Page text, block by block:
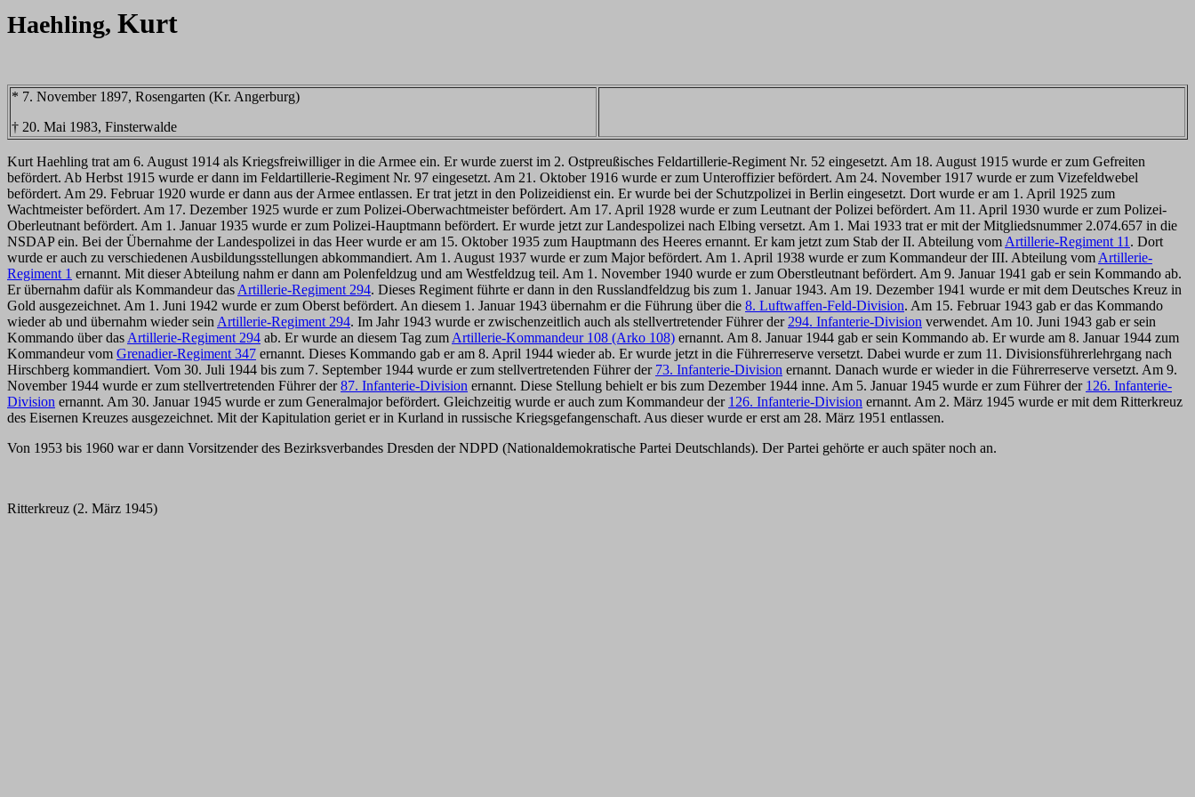
Haehling, Kurt
* 7. November 1897, Rosengarten (Kr. Angerburg)
† 20. Mai 1983, Finsterwalde
Kurt Haehling trat am 6. August 1914 als Kriegsfreiwilliger in die Armee ein. Er wurde zuerst im 2. Ostpreußisches Feldartillerie-Regiment Nr. 52 eingesetzt. Am 18. August 1915 wurde er zum Gefreiten
befördert. Ab Herbst 1915 wurde er dann im Feldartillerie-Regiment Nr. 97 eingesetzt. Am 21. Oktober 1916 wurde er zum Unteroffizier befördert. Am 24. November 1917 wurde er zum Vizefeldwebel
befördert. Am 29. Februar 1920 wurde er dann aus der Armee entlassen. Er trat jetzt in den Polizeidienst ein. Er wurde bei der Schutzpolizei in Berlin eingesetzt. Dort wurde er am 1. April 1925 zum
Wachtmeister befördert. Am 17. Dezember 1925 wurde er zum Polizei-Oberwachtmeister befördert. Am 17. April 1928 wurde er zum Leutnant der Polizei befördert. Am 11. April 1930 wurde er zum Polizei-
Oberleutnant befördert. Am 1. Januar 1935 wurde er zum Polizei-Hauptmann befördert. Er wurde jetzt zur Landespolizei nach Elbing versetzt. Am 1. Mai 1933 trat er mit der Mitgliedsnummer 2.074.657 in die
NSDAP ein. Bei der Übernahme der Landespolizei in das Heer wurde er am 15. Oktober 1935 zum Hauptmann des Heeres ernannt. Er kam jetzt zum Stab der II. Abteilung vom Artillerie-Regiment 11 . Dort
wurde er auch zu verschiedenen Ausbildungsstellungen abkommandiert. Am 1. August 1937 wurde er zum Major befördert. Am 1. April 1938 wurde er zum Kommandeur der III. Abteilung vom Artillerie-
Regiment 1 ernannt. Mit dieser Abteilung nahm er dann am Polenfeldzug und am Westfeldzug teil. Am 1. November 1940 wurde er zum Oberstleutnant befördert. Am 9. Januar 1941 gab er sein Kommando ab.
Er übernahm dafür als Kommandeur das Artillerie-Regiment 294. Dieses Regiment führte er dann in den Russlandfeldzug bis zum 1. Januar 1943. Am 19. Dezember 1941 wurde er mit dem Deutsches Kreuz in
Gold ausgezeichnet. Am 1. Juni 1942 wurde er zum Oberst befördert. An diesem 1. Januar 1943 übernahm er die Führung über die 8. Luftwaffen-Feld-Division. Am 15. Februar 1943 gab er das Kommando
wieder ab und übernahm wieder sein Artillerie-Regiment 294. Im Jahr 1943 wurde er zwischenzeitlich auch als stellvertretender Führer der 294. Infanterie-Division verwendet. Am 10. Juni 1943 gab er sein
Kommando über das Artillerie-Regiment 294 ab. Er wurde an diesem Tag zum Artillerie-Kommandeur 108 (Arko 108) ernannt. Am 8. Januar 1944 gab er sein Kommando ab. Er wurde am 8. Januar 1944 zum
Kommandeur vom Grenadier-Regiment 347 ernannt. Dieses Kommando gab er am 8. April 1944 wieder ab. Er wurde jetzt in die Führerreserve versetzt. Dabei wurde er zum 11. Divisionsführerlehrgang nach
Hirschberg kommandiert. Vom 30. Juli 1944 bis zum 7. September 1944 wurde er zum stellvertretenden Führer der 73. Infanterie-Division ernannt. Danach wurde er wieder in die Führerreserve versetzt. Am 9.
November 1944 wurde er zum stellvertretenden Führer der87. Infanterie-Division ernannt. Diese Stellung behielt er bis zum Dezember 1944 inne. Am 5. Januar 1945 wurde er zum Führer der 126. Infanterie-
Division ernannt. Am 30. Januar 1945 wurde er zum Generalmajor befördert. Gleichzeitig wurde er auch zum Kommandeur der 126. Infanterie-Division ernannt. Am 2. März 1945 wurde er mit dem Ritterkreuz
des Eisernen Kreuzes ausgezeichnet. Mit der Kapitulation geriet er in Kurland in russische Kriegsgefangenschaft. Aus dieser wurde er erst am 28. März 1951 entlassen.
Von 1953 bis 1960 war er dann Vorsitzender des Bezirksverbandes Dresden der NDPD (Nationaldemokratische Partei Deutschlands). Der Partei gehörte er auch später noch an.
Ritterkreuz (2. März 1945)